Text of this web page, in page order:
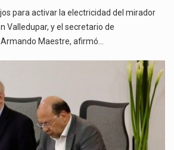
para activar la electricidad del mirador
Valledupar, y el secretario de
Maestre, afirmó…